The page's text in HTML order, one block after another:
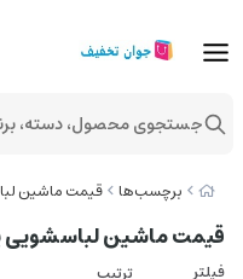
برچسب‌ها قیمت ماشین
قیمت ماشین لباسشویی
فیلتر ترتیب
جستجوی محصول، دسته،